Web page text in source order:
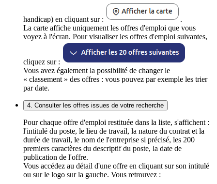
handicap) en cliquant sur :
.
La carte affiche uniquement les offres d'emploi que vous
voyez à l'écran. Pour visualiser les offres d'emploi suivantes,
cliquez sur :
Vous avez également la possibilité de changer le
« classement » des offres : vous pouvez par exemple les trier
par date.
4. Consulter les offres issues de votre recherche
Pour chaque offre d'emploi restituée dans la liste, s'affichent :
l'intitulé du poste, le lieu de travail, la nature du contrat et la
durée de travail, le nom de l'entreprise si précisé, les 200
premiers caractères du descriptif du poste, la date de
publication de l'offre.
Vous accédez au détail d'une offre en cliquant sur son intitulé
ou sur le logo sur la gauche. Vous retrouvez :